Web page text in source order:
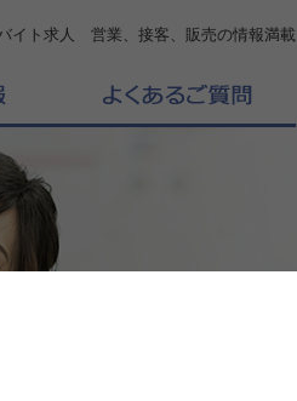
イト求人 営業、接客、販売の情報満載